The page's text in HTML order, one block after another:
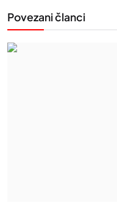
Povezani članci